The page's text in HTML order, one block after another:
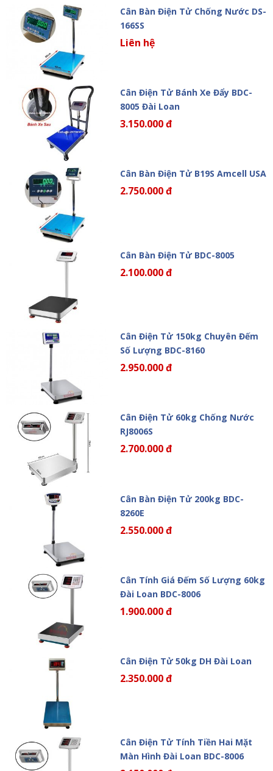
Cân Bàn Điện Tử Chống Nước DS-
166SS
Liên hệ
Cân Điện Tử Bánh Xe Đẩy BDC-
8005 Đài Loan
3.150.000 đ
Cân Bàn Điện Tử B19S Amcell USA
2.750.000 đ
Cân Bàn Điện Tử BDC-8005
2.100.000 đ
Cân Điện Tử 150kg Chuyên Đếm
Số Lượng BDC-8160
2.950.000 đ
Cân Điện Tử 60kg Chống Nước
RJ8006S
2.700.000 đ
Cân Bàn Điện Tử 200kg BDC-
8260E
2.550.000 đ
Cân Tính Giá Đếm Số Lượng 60kg
Đài Loan BDC-8006
1.900.000 đ
Cân Điện Tử 50kg DH Đài Loan
2.350.000 đ
Cân Điện Tử Tính Tiền Hai Mặt
Màn Hình Đài Loan BDC-8006